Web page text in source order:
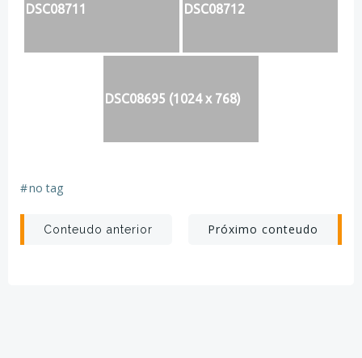
DSC08711 DSC08712
DSC08695 (1024 x 768)
#no tag
Post
Conteudo anterior
Post
Próximo conteudo